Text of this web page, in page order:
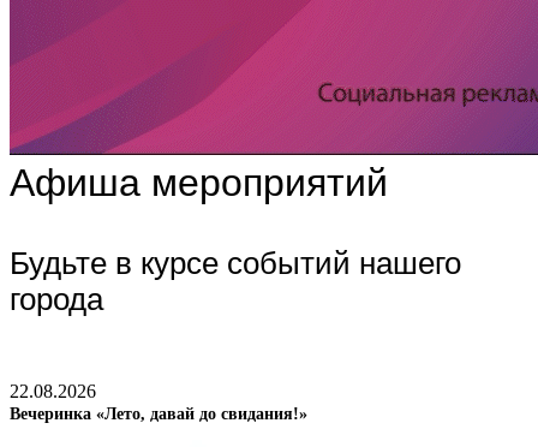
Афиша мероприятий
Будьте в курсе событий нашего
города
22.08.2026
Вечеринка «Лето, давай до свидания!»